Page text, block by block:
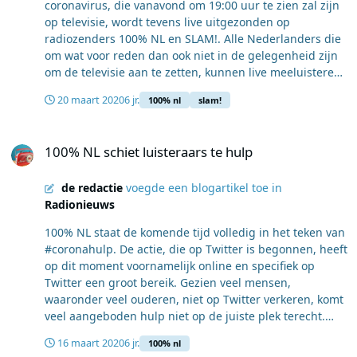
waar de eerste matches uit zijn voortgevloeid. Zo is er
een naaiatelier die aan de slag gaat met mondkapjes,
gaat luisteraar Rosanne haar expertise inzetten bij een
kinderdagopvang en kreeg de 5-jarige Ivan toch nog
een cadeautje voor zijn verjaardag die hij helaas zonder
visite moest vieren. Deze week wordt de actie '100% NL
Afgelopen zaterdag werd het platform 'Bezorg de Zorg'
gelanceerd. Tienduizend communityleden van Roamler,
een werkplatform waar communityleden normaal
gesproken tegen betaling werkzaamheden uitvoeren,
zorgprofessionals die extra druk zijn ten tijde van de
coronacrisis. In Nederland zijn zo’n twaalfduizend
mensen aangesloten bij Roamler. Nu het overgrote deel
van hen geen werkzaamheden kan uitvoeren, kunnen
zij op vrijwillige basis boodschappen doen voor de
zorghelden van dit land. Kijk voor meer informatie op
www.bezorg-dezorg.nl.
coronavirus, die vanavond om 19:00 uur te zien zal zijn
op televisie, wordt tevens live uitgezonden op
radiozenders 100% NL en SLAM!. Alle Nederlanders die
om wat voor reden dan ook niet in de gelegenheid zijn
om de televisie aan te zetten, kunnen live meeluisteren
via een van de twee radiozenders van RadioCorp. Na de
toespraak van de Koning is er de mogelijkheid om te
maandag sprak premier Rutte de bevolking ook al toe
100% NL en SLAM!.
20 maart 20206 jr. 100% nl slam!
100% NL schiet luisteraars te hulp
de redactievoegde een blogartikel toe in
Radionieuws
100% NL staat de komende tijd volledig in het teken van
#coronahulp. De actie, die op Twitter is begonnen, heeft
op dit moment voornamelijk online en specifiek op
Twitter een groot bereik. Gezien veel mensen,
waaronder veel ouderen, niet op Twitter verkeren, komt
veel aangeboden hulp niet op de juiste plek terecht.
100% NL helpt het bereik van de # te vergroten en biedt
de hulpschieters een extra platform. Door mensen aan
16 maart 20206 jr. 100% nl